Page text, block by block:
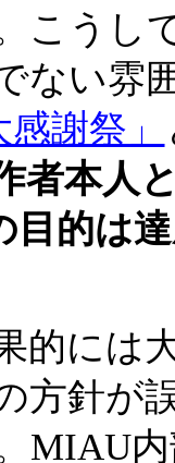
こうし
ない雰
謝祭」
者本人
目的は
的には
方針が
MIAU